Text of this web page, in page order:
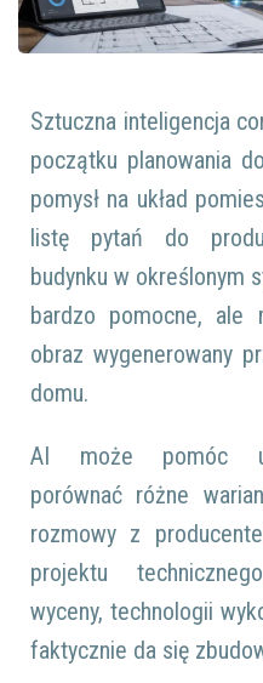
Sztuczna inteligencja
początku planowania
pomysł na układ
listę pytań do
budynku w określonym
bardzo pomocne, ale
obraz wygenerowany
domu.
AI może pomóc
porównać różne
rozmowy z
projektu
wyceny, technologii
faktycznie da się